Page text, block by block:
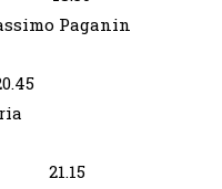
Paganin